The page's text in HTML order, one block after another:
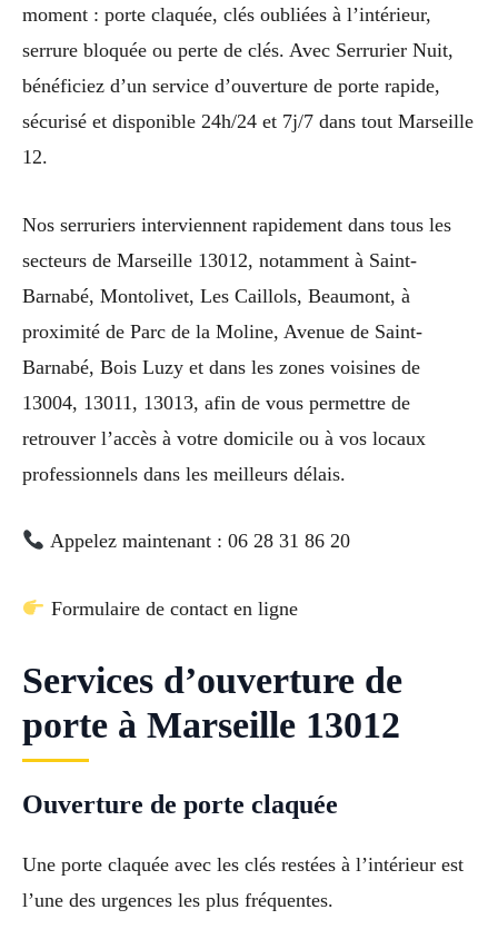
moment : porte claquée, clés oubliées à l’intérieur,
serrure bloquée ou perte de clés. Avec Serrurier Nuit,
bénéficiez d’un service d’ouverture de porte rapide,
sécurisé et disponible 24h/24 et 7j/7 dans tout Marseille
12.
Nos serruriers interviennent rapidement dans tous les
secteurs de Marseille 13012, notamment à Saint-
Barnabé, Montolivet, Les Caillols, Beaumont, à
proximité de Parc de la Moline, Avenue de Saint-
Barnabé, Bois Luzy et dans les zones voisines de
13004, 13011, 13013, afin de vous permettre de
retrouver l’accès à votre domicile ou à vos locaux
professionnels dans les meilleurs délais.
Appelez maintenant : 06 28 31 86 20
Formulaire de contact en ligne
Services d’ouverture de
porte à Marseille 13012
Ouverture de porte claquée
Une porte claquée avec les clés restées à l’intérieur est
l’une des urgences les plus fréquentes.